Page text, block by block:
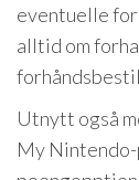
eventuelle
alltid om
Utnytt også
My